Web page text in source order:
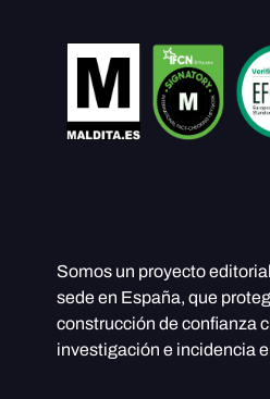
Somos un proyecto
sede en España, que
construcción de confianza
investigación e incidencia